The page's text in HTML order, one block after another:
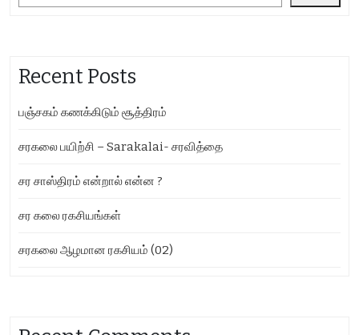
Recent Posts
பஞ்சகம் கணக்கிடும் சூத்திரம்
சரகலை பயிற்சி – Sarakalai- சரவித்தை
சர சாஸ்திரம் என்றால் என்ன ?
சர கலை ரகசியங்கள்
சரகலை ஆழமான ரகசியம் (02)